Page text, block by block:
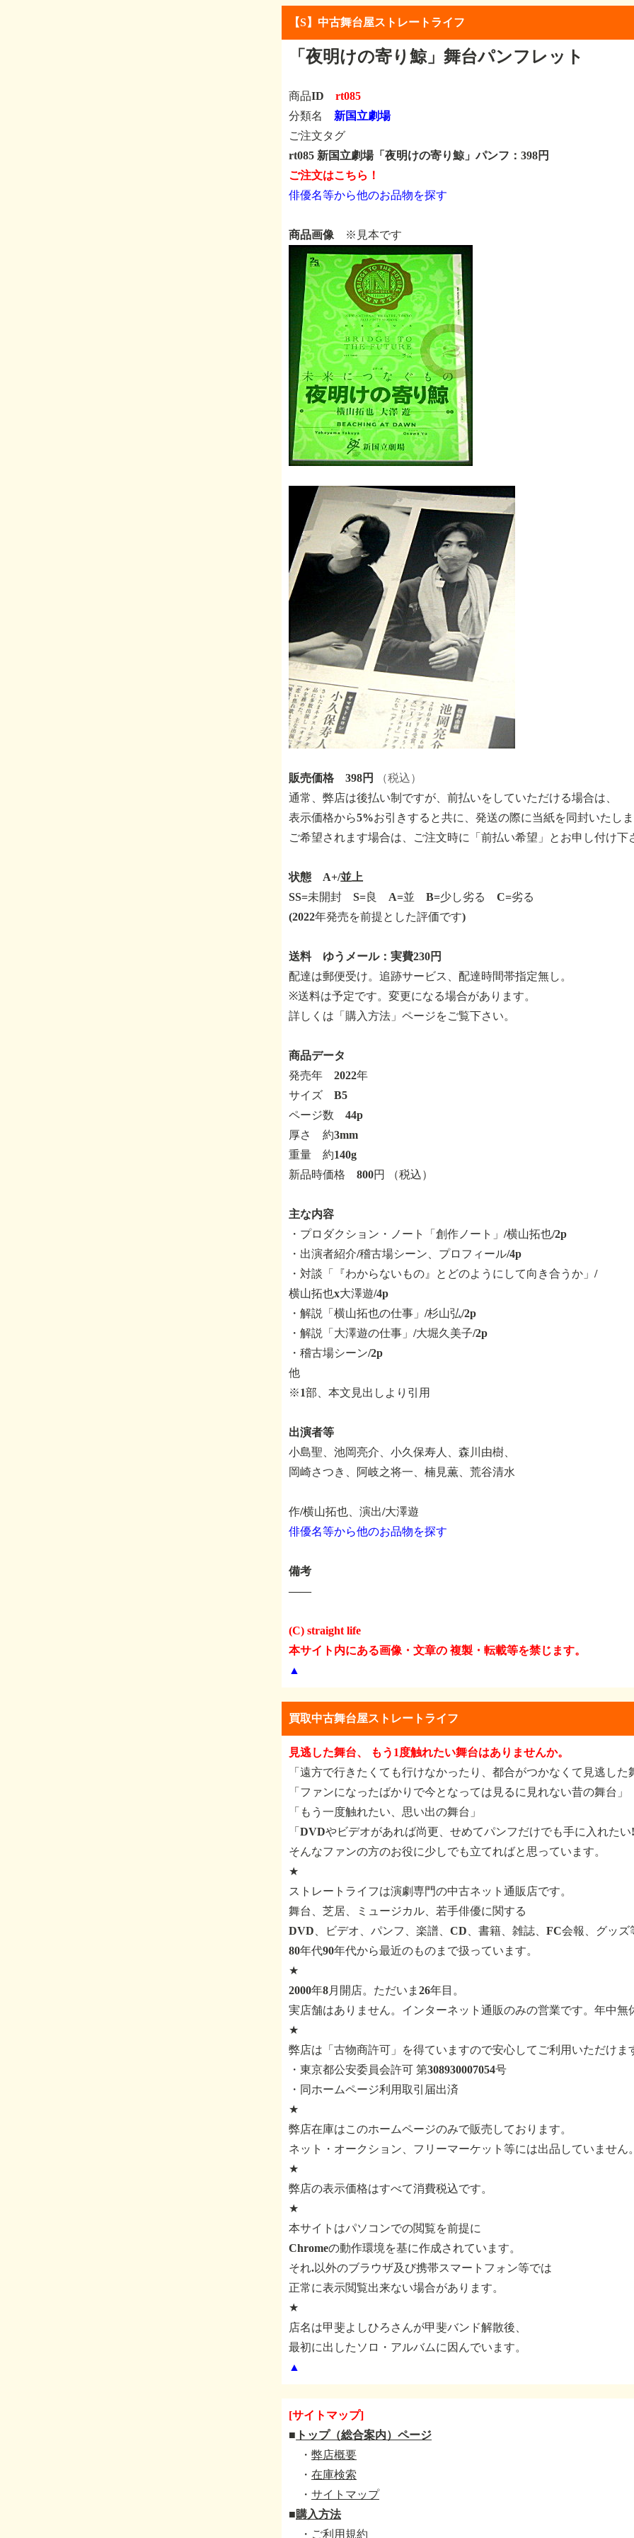
【S】中古舞台屋ストレートライフ
「夜明けの寄り鯨」舞台パンフレット
商品ID rt085
分類名 新国立劇場
ご注文タグ
rt085 新国立劇場「夜明けの寄り鯨」パンフ：398円
ご注文はこちら！
俳優名等から他のお品物を探す
商品画像 ※見本です
販売価格 398円
（税込）
通常、弊店は後払い制ですが、前払いをしていただける場合は、
表示価格から5%お引きすると共に、発送の際に当紙を同封いたしま
ご希望されます場合は、ご注文時に「前払い希望」とお申し付け下
状態 A+/並上
SS=未開封 S=良 A=並 B=少し劣る C=劣る
(2022年発売を前提とした評価です)
送料 ゆうメール：実費230円
配達は郵便受け。追跡サービス、配達時間帯指定無し。
※送料は予定です。変更になる場合があります。
詳しくは「購入方法」ページをご覧下さい。
商品データ
発売年 2022年
サイズ B5
ページ数 44p
厚さ 約3mm
重量 約140g
新品時価格 800円 （税込）
主な内容
・プロダクション・ノート「創作ノート」/横山拓也/2p
・出演者紹介/稽古場シーン、プロフィール/4p
・対談「『わからないもの』とどのようにして向き合うか」/
横山拓也x大澤遊/4p
・解説「横山拓也の仕事」/杉山弘/2p
・解説「大澤遊の仕事」/大堀久美子/2p
・稽古場シーン/2p
他
※1部、本文見出しより引用
出演者等
小島聖、池岡亮介、小久保寿人、森川由樹、
岡崎さつき、阿岐之将一、楠見薫、荒谷清水
作/横山拓也、演出/大澤遊
俳優名等から他のお品物を探す
備考
――
(C) straight life
本サイト内にある画像・文章の 複製・転載等を禁じます。
▲
買取中古舞台屋ストレートライフ
見逃した舞台、 もう1度触れたい舞台はありませんか。
「遠方で行きたくても行けなかったり、都合がつかなくて見逃した
「ファンになったばかりで今となっては見るに見れない昔の舞台」
「もう一度触れたい、思い出の舞台」
「DVDやビデオがあれば尚更、せめてパンフだけでも手に入れたい!
そんなファンの方のお役に少しでも立てればと思っています。
★
ストレートライフは演劇専門の中古ネット通販店です。
舞台、芝居、ミュージカル、若手俳優に関する
DVD、ビデオ、パンフ、楽譜、CD、書籍、雑誌、FC会報、グッズ
80年代90年代から最近のものまで扱っています。
★
2000年8月開店。ただいま26年目。
実店舗はありません。インターネット通販のみの営業です。年中無
★
弊店は「古物商許可」を得ていますので安心してご利用いただけま
・東京都公安委員会許可 第308930007054号
・同ホームページ利用取引届出済
★
弊店在庫はこのホームページのみで販売しております。
ネット・オークション、フリーマーケット等には出品していません。
★
弊店の表示価格はすべて消費税込です。
★
本サイトはパソコンでの閲覧を前提に
Chromeの動作環境を基に作成されています。
それ.以外のブラウザ及び携帯スマートフォン等では
正常に表示閲覧出来ない場合があります。
★
店名は甲斐よしひろさんが甲斐バンド解散後、
最初に出したソロ・アルバムに因んでいます。
▲
[サイトマップ]
■ トップ（総合案内）ページ
・ 弊店概要
・ 在庫検索
・ サイトマップ
■購入方法
・ ご利用規約